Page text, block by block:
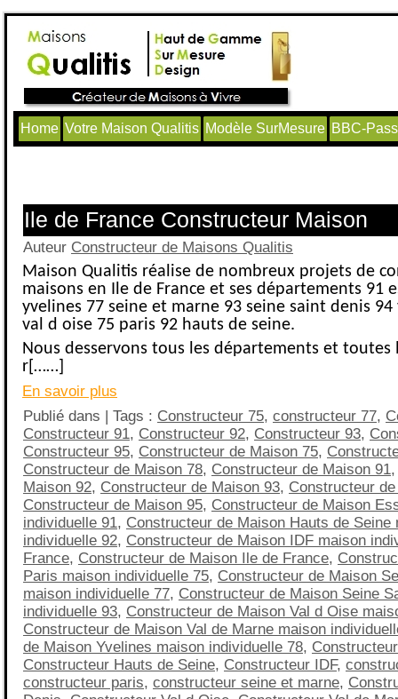
Home Votre Maison Qualitis Modèle SurMesure BBC-
Ile de France Constructeur Maison
Auteur Constructeur de Maisons Qualitis
Maison Qualitis réalise de nombreux projets de
maisons en Ile de France et ses départements 91
yvelines 77 seine et marne 93 seine saint denis
val d oise 75 paris 92 hauts de seine.
Nous desservons tous les départements et toutes
r[……]
En savoir plus
Publié dans | Tags : Constructeur 75, constructeur 77,
Constructeur 91, Constructeur 92, Constructeur 93,
Constructeur 95, Constructeur de Maison 75,
Constructeur de Maison 78, Constructeur de Maison 91
Maison 92, Constructeur de Maison 93, Constructeur
Constructeur de Maison 95, Constructeur de Maison
individuelle 91, Constructeur de Maison Hauts de Seine
individuelle 92, Constructeur de Maison IDF maison
France, Constructeur de Maison Ile de France,
Paris maison individuelle 75, Constructeur de Maison
maison individuelle 77, Constructeur de Maison Seine
individuelle 93, Constructeur de Maison Val d Oise
Constructeur de Maison Val de Marne maison
de Maison Yvelines maison individuelle 78,
Constructeur Hauts de Seine, Constructeur IDF,
constructeur paris, constructeur seine et marne,